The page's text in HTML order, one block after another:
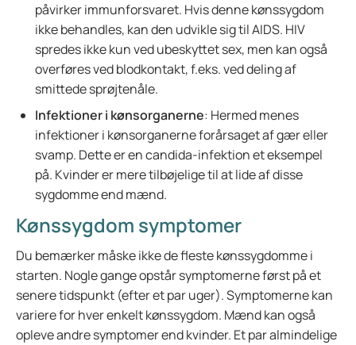
påvirker immunforsvaret. Hvis denne kønssygdom
ikke behandles, kan den udvikle sig til AIDS. HIV
spredes ikke kun ved ubeskyttet sex, men kan også
overføres ved blodkontakt, f.eks. ved deling af
smittede sprøjtenåle.
Infektioner i kønsorganerne: Hermed menes
infektioner i kønsorganerne forårsaget af gær eller
svamp. Dette er en candida-infektion et eksempel
på. Kvinder er mere tilbøjelige til at lide af disse
sygdomme end mænd.
Kønssygdom symptomer
Du bemærker måske ikke de fleste kønssygdomme i
starten. Nogle gange opstår symptomerne først på et
senere tidspunkt (efter et par uger). Symptomerne kan
variere for hver enkelt kønssygdom. Mænd kan også
opleve andre symptomer end kvinder. Et par almindelige